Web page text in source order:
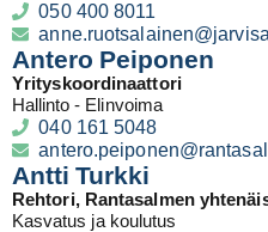
050 400 8011
Antero Peiponen
Yrityskoordinaattori
Hallinto - Elinvoima
040 161 5048
Antti Turkki
Rehtori, Rantasalmen
Kasvatus ja koulutus